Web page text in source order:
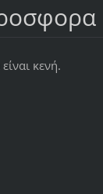
κενή.